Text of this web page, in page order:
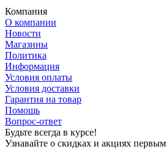
Компания
О компании
Новости
Магазины
Политика
Информация
Условия оплаты
Условия доставки
Гарантия на товар
Помощь
Вопрос-ответ
Будьте всегда в курсе!
Узнавайте о скидках и акциях первым